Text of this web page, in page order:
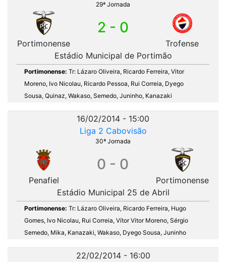
29ª Jornada
Portimonense
2 - 0
Trofense
Estádio Municipal de Portimão
Portimonense: Tr: Lázaro Oliveira, Ricardo Ferreira, Vitor
Moreno, Ivo Nicolau, Ricardo Pessoa, Rui Correia, Dyego
Sousa, Quinaz, Wakaso, Semedo, Juninho, Kanazaki
16/02/2014 - 15:00
Liga 2 Cabovisão
30ª Jornada
Penafiel
0 - 0
Portimonense
Estádio Municipal 25 de Abril
Portimonense: Tr: Lázaro Oliveira, Ricardo Ferreira, Hugo
Gomes, Ivo Nicolau, Rui Correia, Vítor Vitor Moreno, Sérgio
Semedo, Mika, Kanazaki, Wakaso, Dyego Sousa, Juninho
22/02/2014 - 16:00